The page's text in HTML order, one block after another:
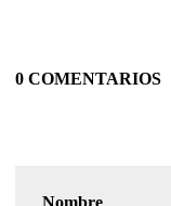
0 COMENTARIOS
Nombre